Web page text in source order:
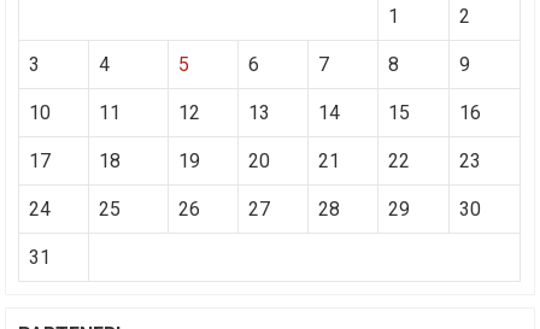
1 2
3 4 5 6 7 8 9
10 11 12 13 14 15 16
17 18 19 20 21 22 23
24 25 26 27 28 29 30
31